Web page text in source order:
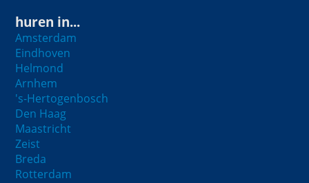
huren in...
Amsterdam
Eindhoven
Helmond
Arnhem
's-Hertogenbosch
Den Haag
Maastricht
Zeist
Breda
Rotterdam